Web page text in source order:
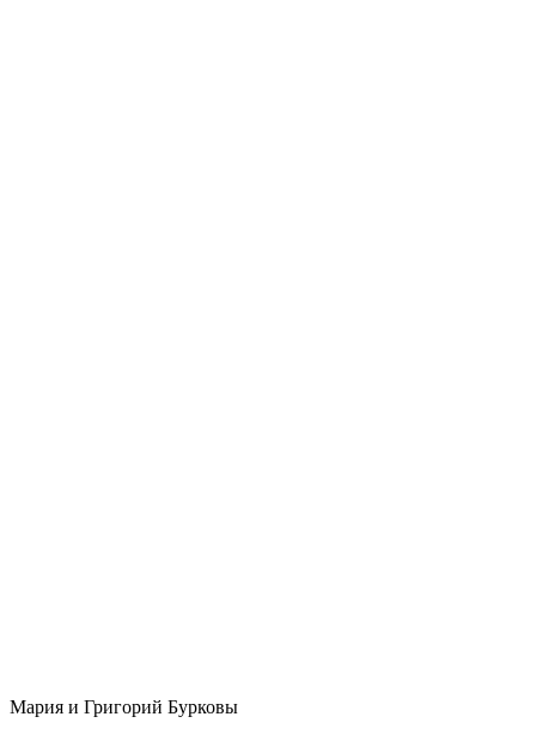
Мария и Григорий Бурковы